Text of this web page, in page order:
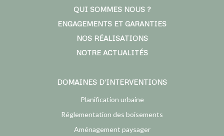
QUI SOMMES NOUS ?
ENGAGEMENTS ET GARANTIES
NOS RÉALISATIONS
NOTRE ACTUALITÉS
DOMAINES D’INTERVENTIONS
Planification urbaine
Réglementation des boisements
Aménagement paysager